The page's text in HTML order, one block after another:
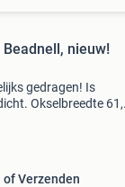
nieuw!
gedragen! Is
Okselbreedte 61,
of Verzenden